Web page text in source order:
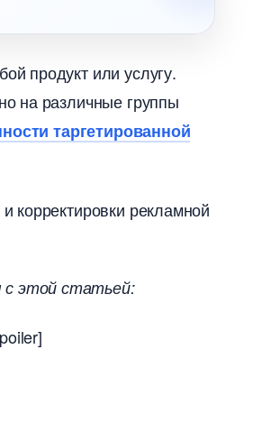
продукт или услугу.
на различные группы
таргетированной
корректировки рекламной
с этой статьей: